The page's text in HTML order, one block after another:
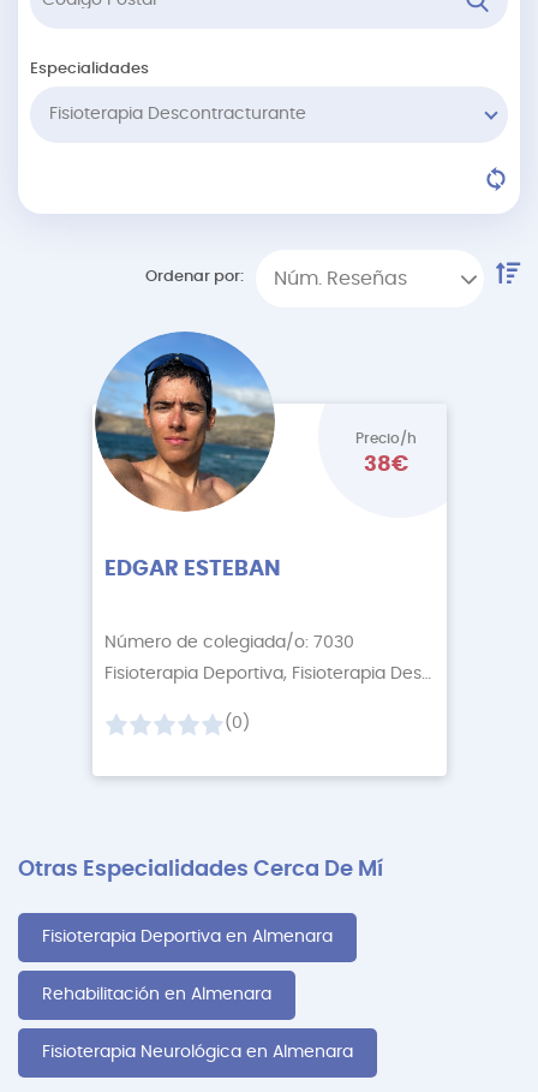
Especialidades
Fisioterapia Descontracturante
Ordenar por: Núm. Reseñas
Precio/h
38€
EDGAR ESTEBAN
Número de colegiada/o: 7030
Fisioterapia Deportiva, Fisioterapia Descontractur
(0)
Otras Especialidades Cerca De Mí
Fisioterapia Deportiva en Almenara
Rehabilitación en Almenara
Fisioterapia Neurológica en Almenara